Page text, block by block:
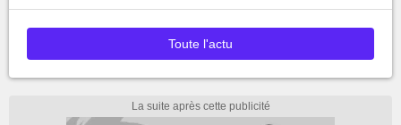
Toute l'actu